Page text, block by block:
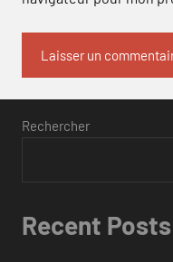
Rechercher
Recent Posts